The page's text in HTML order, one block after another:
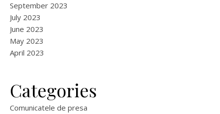
September 2023
July 2023
June 2023
May 2023
April 2023
Categories
Comunicatele de presa